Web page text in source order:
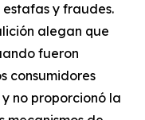
y fraudes.
alegan que
fueron
consumidores
no proporcionó la